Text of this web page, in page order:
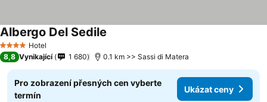
4 Počet hvězdiček
Hotel
Albergo Del Sedile
8,8 Vynikající 1 680 0.1 km >> Sassi di Matera
Pro zobrazení přesných cen vyberte
termín
Ukázat ceny